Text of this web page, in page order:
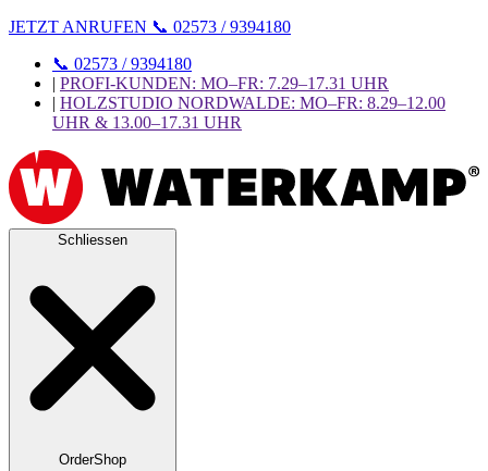
JETZT ANRUFEN 📞 02573 / 9394180
📞 02573 / 9394180
| PROFI-KUNDEN: MO–FR: 7.29–17.31 UHR
| HOLZSTUDIO NORDWALDE: MO–FR: 8.29–12.00
UHR & 13.00–17.31 UHR
Schliessen
OrderShop